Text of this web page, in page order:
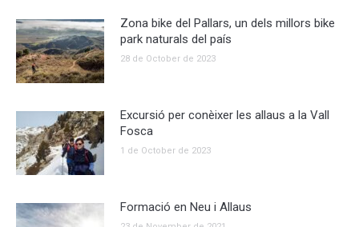
Zona bike del Pallars, un dels millors bike
park naturals del país
28 de October de 2023
Excursió per conèixer les allaus a la Vall
Fosca
1 de October de 2023
Formació en Neu i Allaus